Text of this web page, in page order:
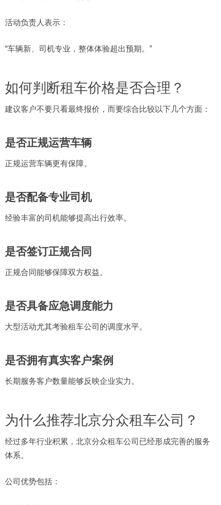
活动负责人表示：
“车辆新、司机专业，整体体验超出预期。”
如何判断租车价格是否合理？
建议客户不要只看最终报价，而要综合比较以下几个方面：
是否正规运营车辆
正规运营车辆更有保障。
是否配备专业司机
经验丰富的司机能够提高出行效率。
是否签订正规合同
正规合同能够保障双方权益。
是否具备应急调度能力
大型活动尤其考验租车公司的调度水平。
是否拥有真实客户案例
长期服务客户数量能够反映企业实力。
为什么推荐北京分众租车公司？
经过多年行业积累，北京分众租车公司已经形成完善的服务
体系。
公司优势包括：